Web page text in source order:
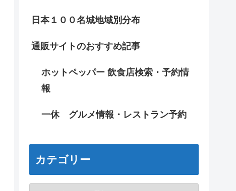
日本１００名城地域別分布
通販サイトのおすすめ記事
ホットペッパー 飲食店検索・予約情
報
一休 グルメ情報・レストラン予約
カテゴリー